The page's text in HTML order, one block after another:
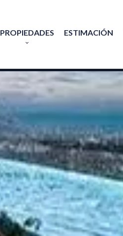
PROPIEDADES ESTIMACIÓN